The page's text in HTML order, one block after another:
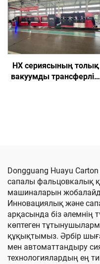
басып шығару және
желімдеу машинасы
HX сериясының толық
вакуумды трансферлік,
Dongguang Huayu
сапалы фальцовкалық
машиналарын
Инновациялық және
арқасында біз әлемнің
көптеген
құқықтымыз. Әрбір
мен автоматтандыру
технологиялардың ең